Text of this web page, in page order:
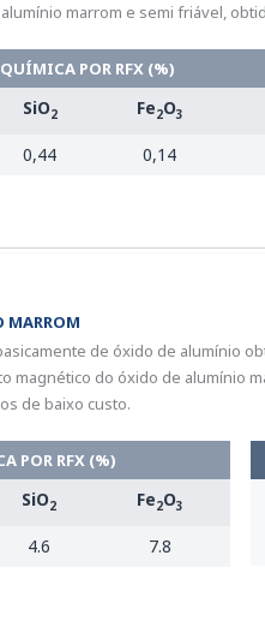
marrom e semi friável,
POR RFX (%)
SiO2 Fe2O3
0,44 0,14
de óxido de alumínio
magnético do óxido de alumínio
de baixo custo.
POR RFX (%)
SiO2 Fe2O3
4.6 7.8